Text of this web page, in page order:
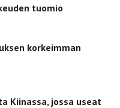
tuomio
korkeimman
Kiinassa, jossa useat